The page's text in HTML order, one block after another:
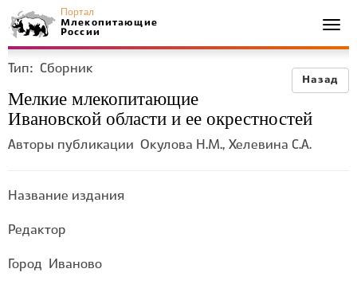
Портал
Млекопитающие
России
Назад
Тип: Сборник
Мелкие млекопитающие
Ивановской области и ее окрестностей
Авторы публикации Окулова Н.М., Хелевина С.А.
Название издания
Редактор
Город Иваново